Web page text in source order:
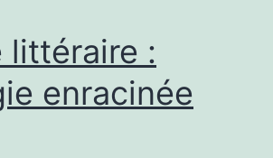
littéraire :
enracinée